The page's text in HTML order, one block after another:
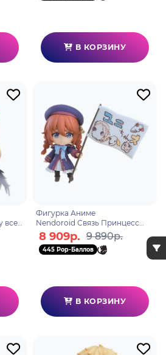
В КОРЗИНУ
все
Фигурка Аниме
Nendoroid Связь Принцесс
Princess Connect! Yuni
10см 4580590199552
8 909р. 9 890р.
445 Pop-Баллов
В КОРЗИНУ